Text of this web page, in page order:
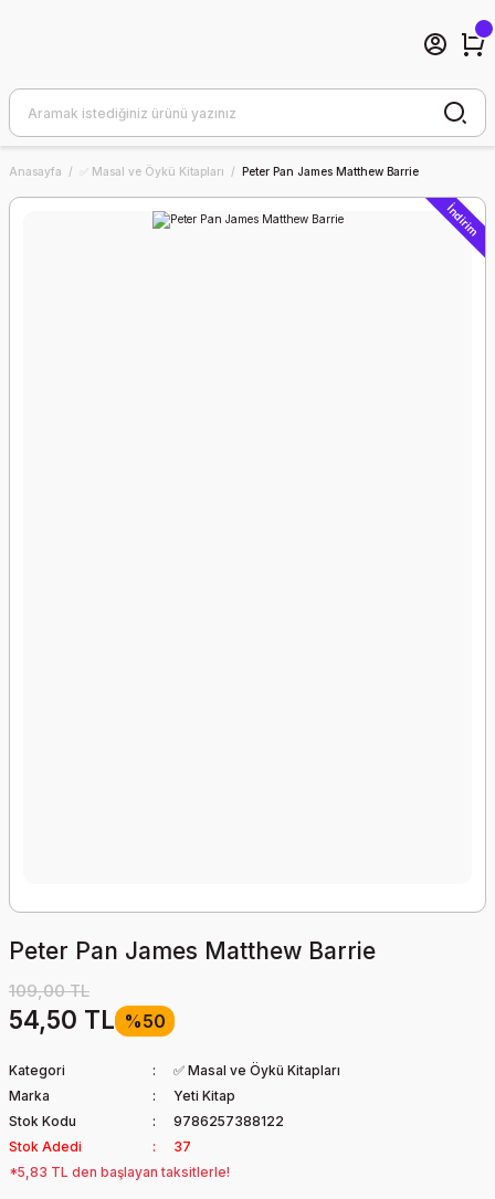
Anasayfa ✅ Masal ve Öykü Kitapları Peter Pan James Matthew Barrie
İndirim
Peter Pan James Matthew Barrie
109,00 TL
54,50 TL %50
Kategori
✅ Masal ve Öykü Kitapları
Marka
Yeti Kitap
Stok Kodu
9786257388122
Stok Adedi
37
*5,83 TL den başlayan taksitlerle!